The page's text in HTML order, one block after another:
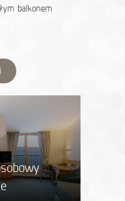
balkonem